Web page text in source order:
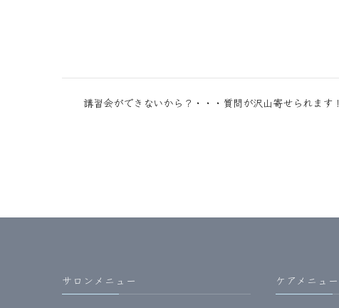
講習会ができないから？・・・質問が沢山寄せられます！
サロンメニュー ケアメニュー